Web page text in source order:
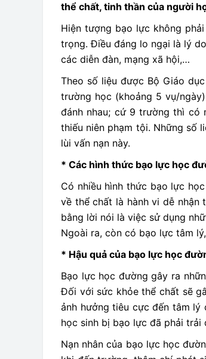
thể chất, tinh thần của người
Hiện tượng bạo lực không
trọng. Điều đáng lo ngại là lý
các diễn đàn, mạng xã hội,…
Theo số liệu được Bộ Giáo
trường học (khoảng 5 vụ/
đánh nhau; cứ 9 trường thì có
thiếu niên phạm tội. Những số
lùi vấn nạn này.
* Các hình thức bạo lực học
Có nhiều hình thức bạo lực
về thể chất là hành vi dễ
bằng lời nói là việc sử dụng
Ngoài ra, còn có bạo lực tâm
* Hậu quả của bạo lực học
Bạo lực học đường gây ra
Đối với sức khỏe thể chất sẽ
ảnh hưởng tiêu cực đến tâm lý
học sinh bị bạo lực đã phải trải
Nạn nhân của bạo lực học